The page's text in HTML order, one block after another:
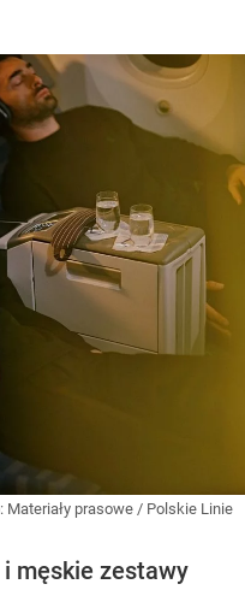
Materiały prasowe / Polskie Linie
męskie zestawy